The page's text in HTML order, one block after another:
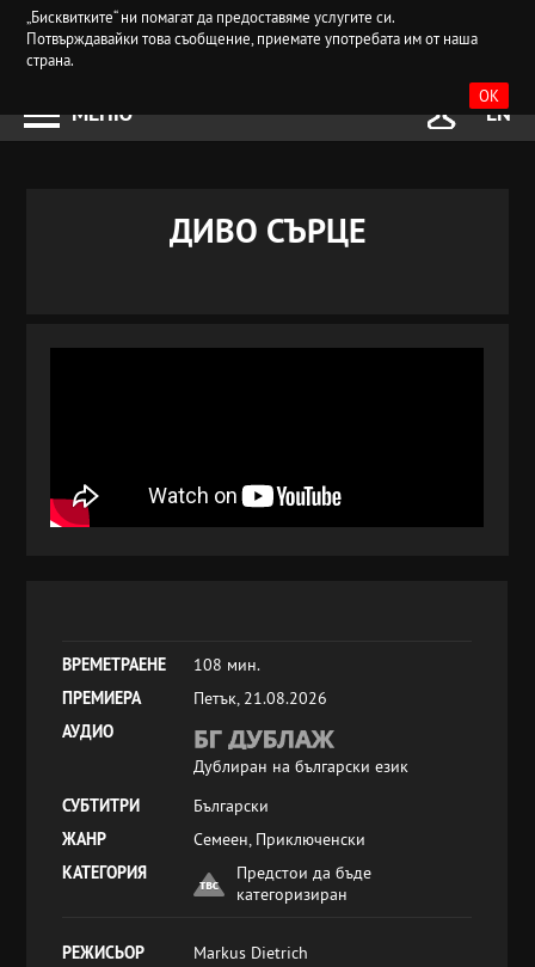
„Бисквитките“ ни помагат да предоставяме услугите си.
Потвърждавайки това съобщение, приемате употребата им от наша
страна.
OK
МЕНЮ EN
ДИВО СЪРЦЕ
ВРЕМЕТРАЕНЕ
108 мин.
ПРЕМИЕРА
Петък, 21.08.2026
АУДИО
Дублиран на български език
СУБТИТРИ
Български
ЖАНР
Семеен, Приключенски
КАТЕГОРИЯ
Предстои да бъде
категоризиран
РЕЖИСЬОР
Markus Dietrich